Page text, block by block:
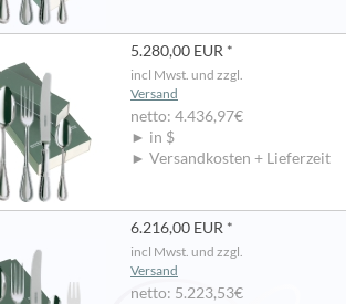
5.280,00 EUR *
incl Mwst. und zzgl.
Versand
netto: 4.436,97€
► in $
► Versandkosten + Lieferzeit
6.216,00 EUR *
incl Mwst. und zzgl.
Versand
netto: 5.223,53€